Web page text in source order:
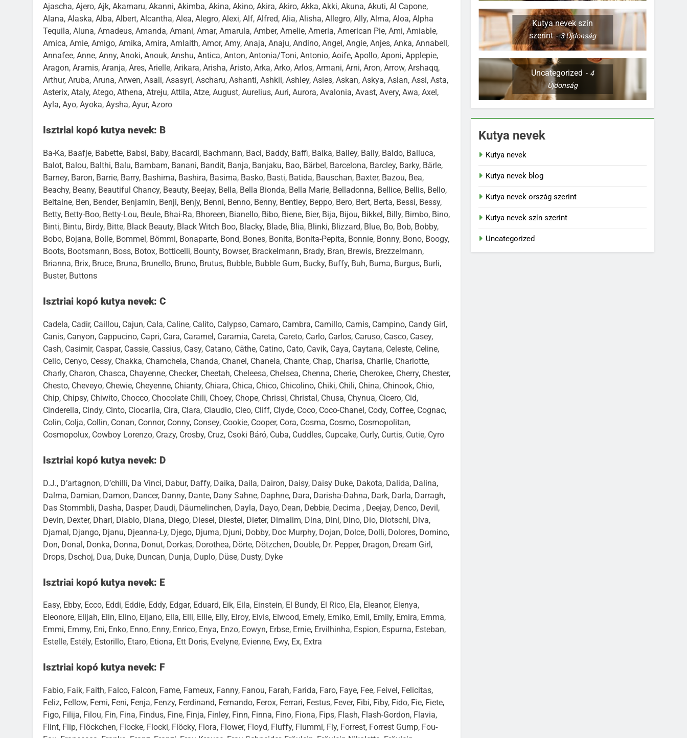
Ajascha, Ajero, Ajk, Akamaru, Akanni, Akimba, Akina, Akino, Akira, Akiro, Akka, Akki, Akuna, Akuti, Al Capone,
Alana, Alaska, Alba, Albert, Alcantha, Alea, Alegro, Alexi, Alf, Alfred, Alia, Alisha, Allegro, Ally, Alma, Aloa, Alpha
Tequila, Aluna, Amadeus, Amanda, Amani, Amar, Amarula, Amber, Amelie, Ameria, American Pie, Ami, Amiable,
Amica, Amie, Amigo, Amika, Amira, Amlaith, Amor, Amy, Anaja, Anaju, Andino, Angel, Angie, Anjes, Anka, Annabell,
Annafee, Anne, Anny, Anoki, Anouk, Anshu, Antica, Anton, Antonia/Toni, Antonio, Aoife, Apollo, Aponi, Applepie,
Aragon, Aramis, Aranja, Ares, Arielle, Arikara, Arisha, Aristo, Arka, Arko, Arlos, Armani, Arni, Aron, Arrow, Arshaqq,
Arthur, Aruba, Aruna, Arwen, Asali, Asasyri, Ascharu, Ashanti, Ashkii, Ashley, Asies, Askan, Askya, Aslan, Assi, Asta,
Asterix, Ataly, Atego, Athena, Atreju, Attila, Atze, August, Aurelius, Auri, Aurora, Avalonia, Avast, Avery, Awa, Axel,
Ayla, Ayo, Ayoka, Aysha, Ayur, Azoro
Isztriai kopó kutya nevek: B
Ba-Ka, Baafje, Babette, Babsi, Baby, Bacardi, Bachmann, Baci, Baddy, Baffi, Baika, Bailey, Baily, Baldo, Balluca,
Balot, Balou, Balthi, Balu, Bambam, Banani, Bandit, Banja, Banjaku, Bao, Bärbel, Barcelona, Barcley, Barky, Bärle,
Barney, Baron, Barrie, Barry, Bashima, Bashira, Basima, Basko, Basti, Batida, Bauschan, Baxter, Bazou, Bea,
Beachy, Beany, Beautiful Chancy, Beauty, Beejay, Bella, Bella Bionda, Bella Marie, Belladonna, Bellice, Bellis, Bello,
Beltaine, Ben, Bender, Benjamin, Benji, Benjy, Benni, Benno, Benny, Bentley, Beppo, Bero, Bert, Berta, Bessi, Bessy,
Betty, Betty-Boo, Betty-Lou, Beule, Bhai-Ra, Bhoreen, Bianello, Bibo, Biene, Bier, Bija, Bijou, Bikkel, Billy, Bimbo, Bino,
Binti, Bintu, Birdy, Bitte, Black Beauty, Black Witch Boo, Blacky, Blade, Blia, Blinki, Blizzard, Blue, Bo, Bob, Bobby,
Bobo, Bojana, Bolle, Bommel, Bömmi, Bonaparte, Bond, Bones, Bonita, Bonita-Pepita, Bonnie, Bonny, Bono, Boogy,
Boots, Bootsmann, Boss, Botox, Botticelli, Bounty, Bowser, Brackelmann, Brady, Bran, Brewis, Brezzelmann,
Brianna, Brix, Bruce, Bruna, Brunello, Bruno, Brutus, Bubble, Bubble Gum, Bucky, Buffy, Buh, Buma, Burgus, Burli,
Buster, Buttons
Isztriai kopó kutya nevek: C
Cadela, Cadir, Caillou, Cajun, Cala, Caline, Calito, Calypso, Camaro, Cambra, Camillo, Camis, Campino, Candy Girl,
Canis, Canyon, Cappucino, Capri, Cara, Caramel, Caramia, Careta, Careto, Carlo, Carlos, Caruso, Casco, Casey,
Cash, Casimir, Caspar, Cassie, Cassius, Casy, Catano, Cäthe, Catino, Cato, Cavik, Caya, Caytana, Celeste, Celine,
Celio, Cenyo, Cessy, Chakka, Chamchela, Chanda, Chanel, Chanela, Chante, Chap, Charisa, Charlie, Charlotte,
Charly, Charon, Chasca, Chayenne, Checker, Cheetah, Cheleesa, Chelsea, Chenna, Cherie, Cherokee, Cherry, Chester,
Chesto, Cheveyo, Chewie, Cheyenne, Chianty, Chiara, Chica, Chico, Chicolino, Chiki, Chili, China, Chinook, Chio,
Chip, Chipsy, Chiwito, Chocco, Chocolate Chili, Choey, Chope, Chrissi, Christal, Chusa, Chynua, Cicero, Cid,
Cinderella, Cindy, Cinto, Ciocarlia, Cira, Clara, Claudio, Cleo, Cliff, Clyde, Coco, Coco-Chanel, Cody, Coffee, Cognac,
Colin, Colja, Collin, Conan, Connor, Conny, Consey, Cookie, Cooper, Cora, Cosma, Cosmo, Cosmopolitan,
Cosmopolux, Cowboy Lorenzo, Crazy, Crosby, Cruz, Csoki Báró, Cuba, Cuddles, Cupcake, Curly, Curtis, Cutie, Cyro
Isztriai kopó kutya nevek: D
D.J., D’artagnon, D’chilli, Da Vinci, Dabur, Daffy, Daika, Daila, Dairon, Daisy, Daisy Duke, Dakota, Dalida, Dalina,
Dalma, Damian, Damon, Dancer, Danny, Dante, Dany Sahne, Daphne, Dara, Darisha-Dahna, Dark, Darla, Darragh,
Das Stommbli, Dasha, Dasper, Daudi, Däumelinchen, Dayla, Dayo, Dean, Debbie, Decima , Deejay, Denco, Devil,
Devin, Dexter, Dhari, Diablo, Diana, Diego, Diesel, Diestel, Dieter, Dimalim, Dina, Dini, Dino, Dio, Diotschi, Diva,
Djamal, Django, Djanu, Djeanna-Ly, Djego, Djuma, Djuni, Dobby, Doc Murphy, Dojan, Dolce, Dolli, Dolores, Domino,
Don, Donal, Donka, Donna, Donut, Dorkas, Dorothea, Dörte, Dötzchen, Double, Dr. Pepper, Dragon, Dream Girl,
Drops, Dschoj, Dua, Duke, Duncan, Dunja, Duplo, Düse, Dusty, Dyke
Isztriai kopó kutya nevek: E
Easy, Ebby, Ecco, Eddi, Eddie, Eddy, Edgar, Eduard, Eik, Eila, Einstein, El Bundy, El Rico, Ela, Eleanor, Elenya,
Eleonore, Elijah, Elin, Elino, Eljano, Ella, Elli, Ellie, Elly, Elroy, Elvis, Elwood, Emely, Emiko, Emil, Emily, Emira, Emma,
Emmi, Emmy, Eni, Enko, Enno, Enny, Enrico, Enya, Enzo, Eowyn, Erbse, Ernie, Ervilhinha, Espion, Espurna, Esteban,
Estelle, Estély, Estorillo, Etaro, Etiona, Ett Doris, Evelyne, Evienne, Ewy, Ex, Extra
Isztriai kopó kutya nevek: F
Fabio, Faik, Faith, Falco, Falcon, Fame, Fameux, Fanny, Fanou, Farah, Farida, Faro, Faye, Fee, Feivel, Felicitas,
Feliz, Fellow, Femi, Feni, Fenja, Fenzy, Ferdinand, Fernando, Ferox, Ferrari, Festus, Fever, Fibi, Fiby, Fido, Fie, Fiete,
Figo, Filija, Filou, Fin, Fina, Findus, Fine, Finja, Finley, Finn, Finna, Fino, Fiona, Fips, Flash, Flash-Gordon, Flavia,
Flint, Flip, Flöckchen, Flocke, Flocki, Flöcky, Flora, Flower, Floyd, Fluffy, Flummi, Fly, Forrest, Forrest Gump, Fou-
Kutya nevek szín
szerint
3Újdonság
Uncategorized
4
Újdonság
Kutya nevek
Kutya nevek
Kutya nevek blog
Kutya nevek ország szerint
Kutya nevek szín szerint
Uncategorized